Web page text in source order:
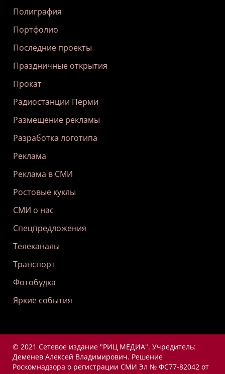
Полиграфия
Портфолио
Последние проекты
Праздничные открытия
Прокат
Радиостанции Перми
Размещение рекламы
Разработка логотипа
Реклама
Реклама в СМИ
Ростовые куклы
СМИ о нас
Спецпредложения
Телеканалы
Транспорт
Фотобудка
Яркие события
© 2021 Сетевое издание "РИЦ МЕДИА". Учредитель:
Деменев Алексей Владимирович. Решение
Роскомнадзора о регистрации СМИ Эл № ФС77-82042 от